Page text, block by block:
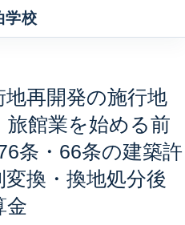
学校
地再開発の施行地
旅館業を始める前
条・66条の建築許
換・換地処分後
金